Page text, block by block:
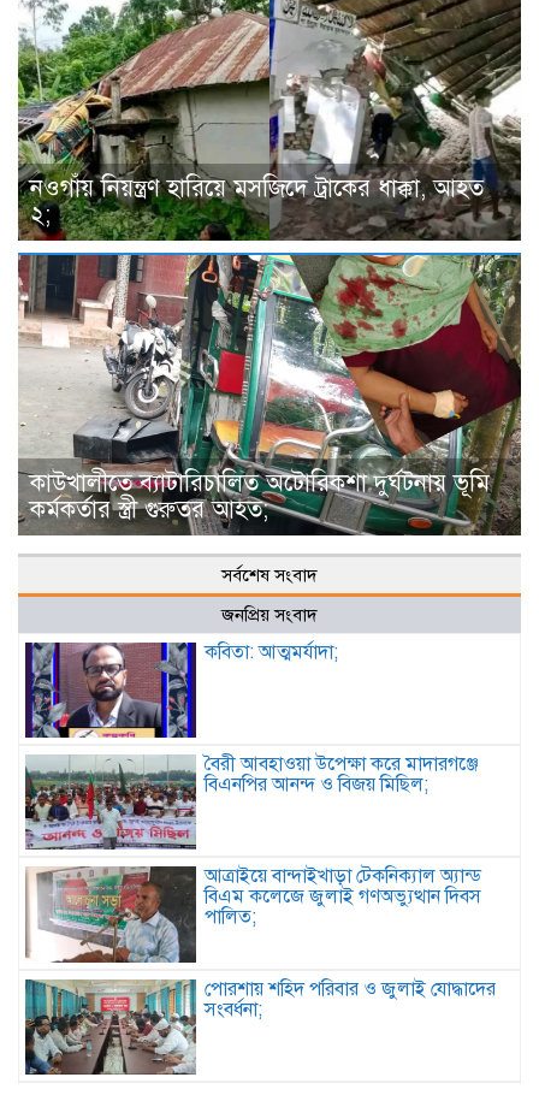
নওগাঁয় নিয়ন্ত্রণ হারিয়ে মসজিদে ট্রাকের ধাক্কা, আহত
২;
কাউখালীতে ব্যাটারিচালিত অটোরিকশা দুর্ঘটনায় ভূমি
কর্মকর্তার স্ত্রী গুরুতর আহত;
সর্বশেষ সংবাদ
জনপ্রিয় সংবাদ
কবিতা: আত্মমর্যাদা;
বৈরী আবহাওয়া উপেক্ষা করে মাদারগঞ্জে
বিএনপির আনন্দ ও বিজয় মিছিল;
আত্রাইয়ে বান্দাইখাড়া টেকনিক্যাল অ্যান্ড
বিএম কলেজে জুলাই গণঅভ্যুত্থান দিবস
পালিত;
পোরশায় শহিদ পরিবার ও জুলাই যোদ্ধাদের
সংবর্ধনা;